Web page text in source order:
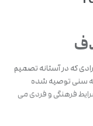
‌های انتخاب همسر و
به دلایل ارتباطی،
یا قضاوت‌های
خانواده و واقعیت
که در آستانه تصمیم‌
سنی توصیه ‌شده
به شرایط فرهنگی و فردی می